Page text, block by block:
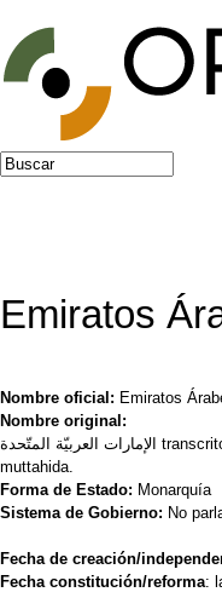
Jump to navigation
Formulario de
Buscar
Emiratos
Nombre oficial: Emiratos
Nombre original:
الإمارات العربيّة المتّحدة transcrito del árabe, al Imarat al-'arabiyya al-
muttahida.
Forma de Estado: Monarquía
Sistema de Gobierno: No
Fecha de creación/
Fecha constitución/reforma: